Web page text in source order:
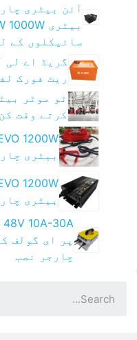
آئن بیٹری
سائیکلوں کے
گریڈ اے لی
ریٹ فورک
ٹو موٹر
کرتے وقت
بیٹری
بیٹری
پر ای گولف
چارجر نصب